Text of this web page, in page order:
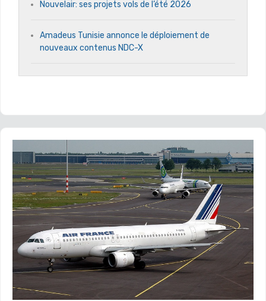
Nouvelair: ses projets vols de l’été 2026
Amadeus Tunisie annonce le déploiement de
nouveaux contenus NDC-X